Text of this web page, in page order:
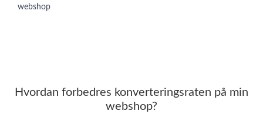
webshop
Hvordan forbedres konverteringsraten på min
webshop?